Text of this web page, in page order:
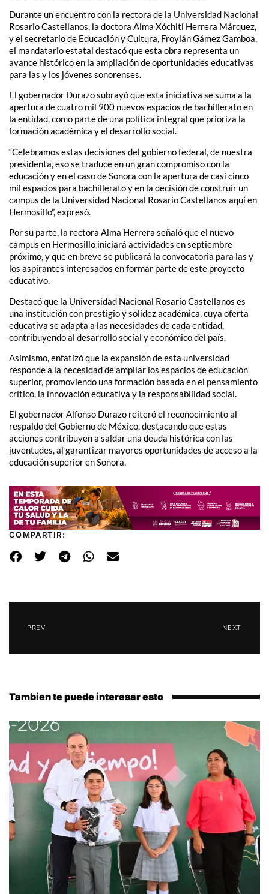
Durante un encuentro con la rectora de la Universidad Nacional
Rosario Castellanos, la doctora Alma Xóchitl Herrera Márquez,
y el secretario de Educación y Cultura, Froylán Gámez Gamboa,
el mandatario estatal destacó que esta obra representa un
avance histórico en la ampliación de oportunidades educativas
para las y los jóvenes sonorenses.
El gobernador Durazo subrayó que esta iniciativa se suma a la
apertura de cuatro mil 900 nuevos espacios de bachillerato en
la entidad, como parte de una política integral que prioriza la
formación académica y el desarrollo social.
“Celebramos estas decisiones del gobierno federal, de nuestra
presidenta, eso se traduce en un gran compromiso con la
educación y en el caso de Sonora con la apertura de casi cinco
mil espacios para bachillerato y en la decisión de construir un
campus de la Universidad Nacional Rosario Castellanos aquí en
Hermosillo”, expresó.
Por su parte, la rectora Alma Herrera señaló que el nuevo
campus en Hermosillo iniciará actividades en septiembre
próximo, y que en breve se publicará la convocatoria para las y
los aspirantes interesados en formar parte de este proyecto
educativo.
Destacó que la Universidad Nacional Rosario Castellanos es
una institución con prestigio y solidez académica, cuya oferta
educativa se adapta a las necesidades de cada entidad,
contribuyendo al desarrollo social y económico del país.
Asimismo, enfatizó que la expansión de esta universidad
responde a la necesidad de ampliar los espacios de educación
superior, promoviendo una formación basada en el pensamiento
crítico, la innovación educativa y la responsabilidad social.
El gobernador Alfonso Durazo reiteró el reconocimiento al
respaldo del Gobierno de México, destacando que estas
acciones contribuyen a saldar una deuda histórica con las
juventudes, al garantizar mayores oportunidades de acceso a la
educación superior en Sonora.
COMPARTIR:
PREV NEXT
Tambien te puede interesar esto